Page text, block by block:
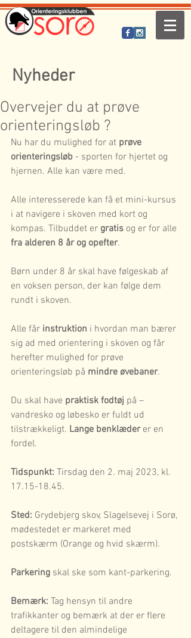
Nyheder
Overvejer du at prøve
orienteringsløb ?
Nu har du mulighed for at prøve
orienteringsløb - sporten for hjertet og
hjernen. Alle kan være med.
Alle interesserede kan få et mini-kursus
i at navigere i skoven med kort og
kompas. Tilbuddet er gratis og er for alle
fra alderen 8 år og opefter.
Børn under 8 år skal have følgeskab af
en voksen person, der kan følge dem
rundt i skoven.
Alle får instruktion i hvordan man bærer
sig ad med orientering i skoven og får
herefter mulighed for prøve
orienteringsløb på mindre øvebaner.
Du skal have praktisk fodtøj på –
vandresko og løbesko er fuldt ud
tilstrækkeligt. Lange benklæder er en
fordel.
Tidspunkt: Tirsdag den 2. maj 2023, kl.
17.15-18.45.
Sted: Grydebjerg skov, Slagelsevej i Sorø,
mødestedet er markeret med
postskærm (Orange og hvid skærm).
Parkering skal ske som kant-parkering.
Bemærk: Tag hensyn til andre
trafikkanter og bemærk at der er flere
deltagere til den almindelige